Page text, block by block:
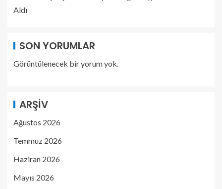
Aldı
SON YORUMLAR
Görüntülenecek bir yorum yok.
ARŞIV
Ağustos 2026
Temmuz 2026
Haziran 2026
Mayıs 2026